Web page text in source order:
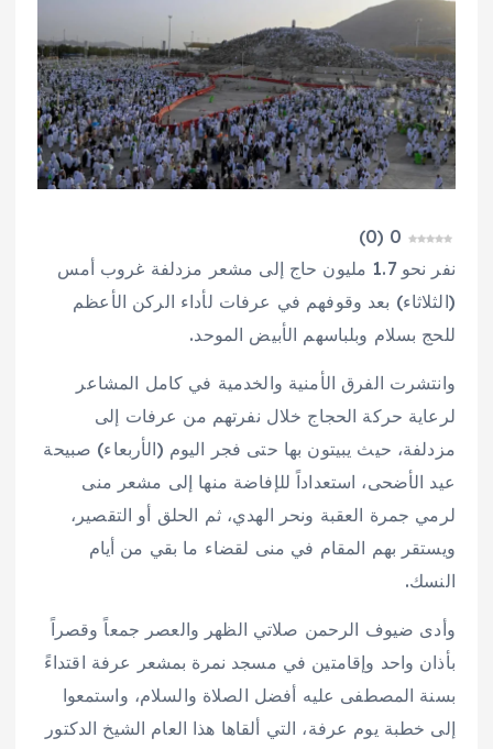
0
(
0
)
نفر نحو 1.7 مليون حاج إلى مشعر مزدلفة غروب أمس
(الثلاثاء) بعد وقوفهم في عرفات لأداء الركن الأعظم
للحج بسلام وبلباسهم الأبيض الموحد.
وانتشرت الفرق الأمنية والخدمية في كامل المشاعر
لرعاية حركة الحجاج خلال نفرتهم من عرفات إلى
مزدلفة، حيث يبيتون بها حتى فجر اليوم (الأربعاء) صبيحة
عيد الأضحى، استعداداً للإفاضة منها إلى مشعر منى
لرمي جمرة العقبة ونحر الهدي، ثم الحلق أو التقصير،
ويستقر بهم المقام في منى لقضاء ما بقي من أيام
النسك.
وأدى ضيوف الرحمن صلاتي الظهر والعصر جمعاً وقصراً
بأذان واحد وإقامتين في مسجد نمرة بمشعر عرفة اقتداءً
بسنة المصطفى عليه أفضل الصلاة والسلام، واستمعوا
إلى خطبة يوم عرفة، التي ألقاها هذا العام الشيخ الدكتور